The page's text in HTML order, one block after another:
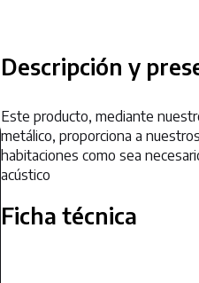
Descripción y
Este producto, mediante
metálico, proporciona a
habitaciones como sea
acústico
Ficha técnica